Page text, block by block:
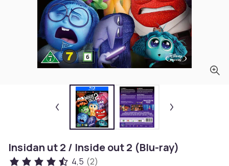
Insidan ut 2 / Inside out 2 (Blu-ray)
4,5 (2)